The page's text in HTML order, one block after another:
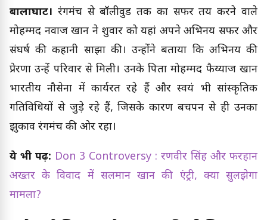
बालाघाट। रंगमंच से बॉलीवुड तक का सफर तय करने वाले
मोहम्मद नवाज खान ने शुक्रवार को यहां अपने अभिनय सफर और
संघर्ष की कहानी साझा की। उन्होंने बताया कि अभिनय की
प्रेरणा उन्हें परिवार से मिली। उनके पिता मोहम्मद फैय्याज खान
भारतीय नौसेना में कार्यरत रहे हैं और स्वयं भी सांस्कृतिक
गतिविधियों से जुड़े रहे हैं, जिसके कारण बचपन से ही उनका
झुकाव रंगमंच की ओर रहा।
ये भी पढ़ें: Don 3 Controversy : रणवीर सिंह और फरहान
अख्तर के विवाद में सलमान खान की एंट्री, क्या सुलझेगा
मामला?